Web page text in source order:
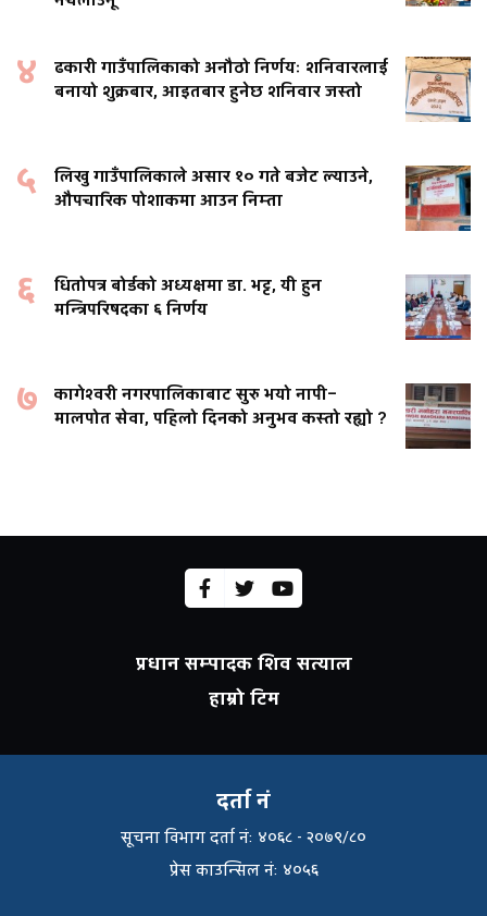
४
ढकारी गाउँपालिकाको अनौठो निर्णयः शनिवारलाई
बनायो शुक्रबार, आइतबार हुनेछ शनिवार जस्तो
५
लिखु गाउँपालिकाले असार १० गते बजेट ल्याउने,
औपचारिक पोशाकमा आउन निम्ता
६
धितोपत्र बोर्डको अध्यक्षमा डा. भट्ट, यी हुन
मन्त्रिपरिषदका ६ निर्णय
७
कागेश्वरी नगरपालिकाबाट सुरु भयो नापी–
मालपोत सेवा, पहिलो दिनको अनुभव कस्तो रह्यो ?
प्रधान सम्पादक शिव सत्याल
हाम्रो टिम
दर्ता नं
सूचना विभाग दर्ता नंः ४०६८ - २०७९/८०
प्रेस काउन्सिल नंः ४०५६